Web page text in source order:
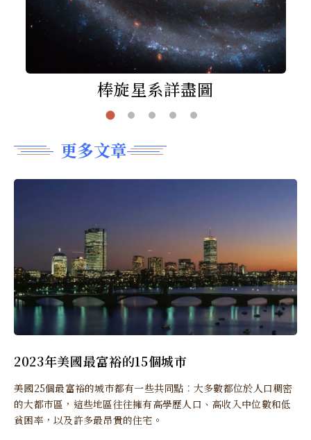
棒旋星系詳盡圖
更多文章
2023年美國最富裕的15個城市
美國25個最富裕的城市都有一些共同點︰大多數都位於人口稠密
的大都市區，這些地區往往擁有高學歷人口、高收入中位數和低
貧困率，以及許多最昂貴的住宅。